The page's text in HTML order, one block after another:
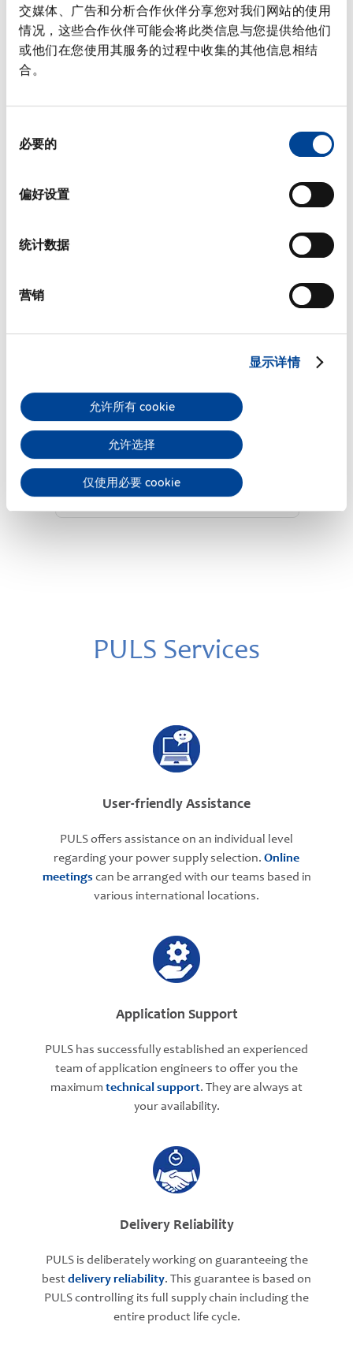
交媒体、广告和分析合作伙伴分享您对我们网站的使用
情况，这些合作伙伴可能会将此类信息与您提供给他们
或他们在您使用其服务的过程中收集的其他信息相结
合。
必要的
偏好设置
统计数据
营销
显示详情
允许所有 cookie
允许选择
仅使用必要 cookie
常見問題
辅助单元
侧面安装支架
数据表
详细
PULS Services
User-friendly Assistance
PULS offers assistance on an individual level
regarding your power supply selection. Online
meetings can be arranged with our teams based in
various international locations.
Application Support
PULS has successfully established an experienced
team of application engineers to offer you the
maximum technical support. They are always at
your availability.
Delivery Reliability
PULS is deliberately working on guaranteeing the
bestdelivery reliability. This guarantee is based on
PULS controlling its full supply chain including the
entire product life cycle.